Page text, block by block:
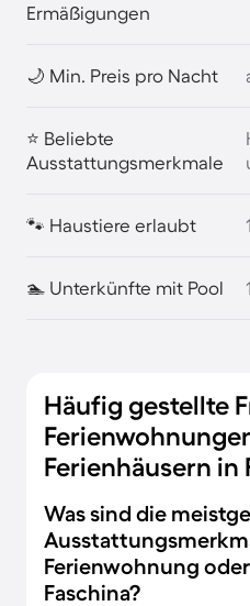
Ermäßigungen
🌙 Min. Preis pro Nacht
⭐ Beliebte
Ausstattungsmerkmale
🐾 Haustiere erlaubt
🏊 Unterkünfte mit Pool
Häufig gestellte
Ferienhäusern in
Was sind die
Ferienwohnung
Faschina?